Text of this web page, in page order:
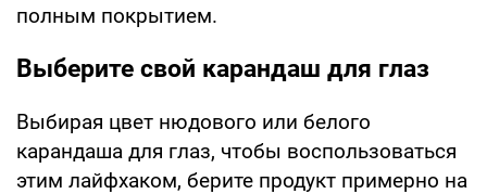
полным покрытием.
Выберите свой карандаш для глаз
Выбирая цвет нюдового или белого
карандаша для глаз, чтобы воспользоваться
этим лайфхаком, берите продукт примерно на